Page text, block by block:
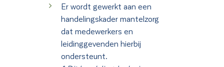
Er wordt gewerkt aan een
handelingskader mantelzorg
dat medewerkers en
leidinggevenden hierbij
ondersteunt.